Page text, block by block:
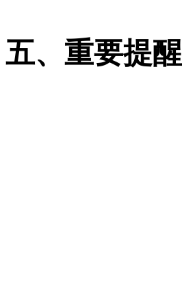
五、重要提醒